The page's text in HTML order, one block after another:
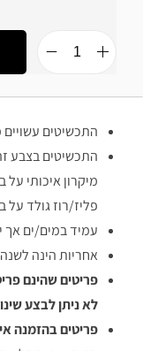
התכשיטים עשויים מכסף
פליז/רוז גולד על
עמיד במים/ים אך
אחריות הינה
פריטים שהינם
לא ניתן לבצע
פריטים בהזמנה אישית